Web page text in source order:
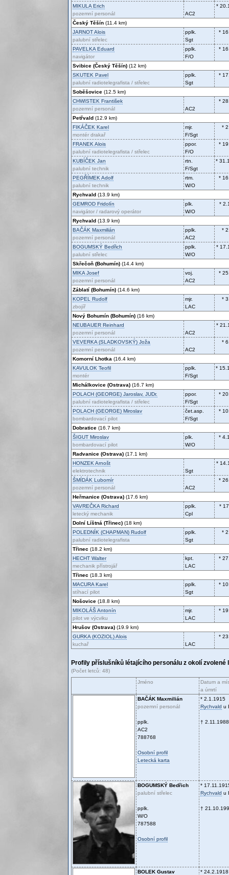
MIKULA Erich
pozemní personál
AC2
*
Český Těšín (11.4 km)
JARNOTAlois
palubní střelec
pplk.
Sgt
*
PAVELKA Eduard
navigátor
pplk.
F/O
*
Svibice (Český Těšín) (12 km)
SKUTEK Pavel
palubní radiotelegrafista / střelec
pplk.
Sgt
*
Soběšovice (12.5 km)
CHWISTEK František
pozemní personál
AC2
*
Petřvald (12.9 km)
FIKÁČEK Karel
montér drakař
mjr.
F/Sgt
*
FRANEK Alois
palubní radiotelegrafista / střelec
ppor.
F/O
*
KUBÍČEK Jan
palubní technik
rtn.
F/Sgt
*
PEGŘÍMEK Adolf
palubní technik
rtm.
W/O
*
Rychvald (13.9 km)
GEMROD Fridolín
navigátor / radarový operátor
plk.
W/O
*
Rychvald (13.9 km)
BAČÁK Maxmilián
pozemní personál
pplk.
AC2
*
BOGUMSKÝ Bedřich
palubní střelec
pplk.
W/O
*
Skřečoň (Bohumín) (14.4 km)
MIKA Josef
pozemní personál
voj.
AC2
*
Záblatí (Bohumín) (14.6 km)
KOPEL
Rudolf
zbojíř
mjr.
LAC
*
Nový Bohumín (Bohumín) (16 km)
NEUBAUER Reinhard
pozemní personál
AC2
*
VEVERKA (SLADKOVSKÝ) Joža
pozemní personál
AC2
*
Komorní Lhotka (16.4 km)
KAVULOK Teofil
montér
pplk.
F/Sgt
*
Michálkovice (Ostrava) (16.7 km)
POLACH (GEORGE) Jaroslav, JUDr.
palubní radiotelegrafista / střelec
ppor.
F/Sgt
*
POLACH (GEORGE) Miroslav
bombardovací pilot
čet.asp.
F/Sgt
*
Dobratice (16.7 km)
ŠIGUT Miroslav
bombardovací pilot
plk.
W/O
*
Radvanice (Ostrava) (17.1 km)
HONZEK Arnošt
elektrotechnik
Sgt
*
ŠMÍDÁK Lubomír
pozemní personál
AC2
*
Heřmanice (Ostrava) (17.6 km)
VAVREČKA Richard
letecký mechanik
pplk.
Cpl
*
Dolní Líštná (Třinec) (18 km)
POLEDNÍK (CHAPMAN) Rudolf
palubní radiotelegrafista
pplk.
Sgt
*
Třinec (18.2 km)
HECHT Walter
mechanik přístrojář
kpt.
LAC
*
Třinec (18.3 km)
MACURA Karel
stíhací pilot
pplk.
Sgt
*
Nošovice (18.8 km)
MIKOLÁŠ Antonín
pilot ve výcviku
mjr.
LAC
*
Hrušov (Ostrava) (19.9 km)
GURKA (KOZIOL)Alois
kuchař
LAC
*
Profily příslušníků létajícího personálu z okolí zvolené
(Počet letců: 48)
Jméno
Datum a
a úmrtí
BAČÁK Maxmilián
pozemní personál
pplk.
AC2
788768
Osobní profil
Letecká karta
* 2.1.1915
Rychvald u
† 2.11.1988
BOGUMSKÝ Bedřich
palubní střelec
pplk.
W/O
787588
Osobní profil
*
Rychvald u
†
BOLEK Gustav * 24.2.1918